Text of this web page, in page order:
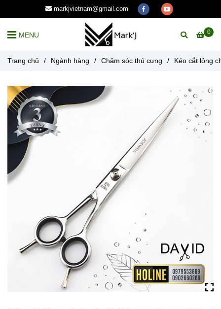
markjvietnam@gmail.com
0
MENU
Trang chủ / Ngành hàng / Chăm sóc thú cưng / Kéo cắt lông